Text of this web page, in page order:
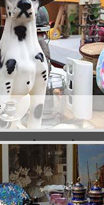
de grenier et